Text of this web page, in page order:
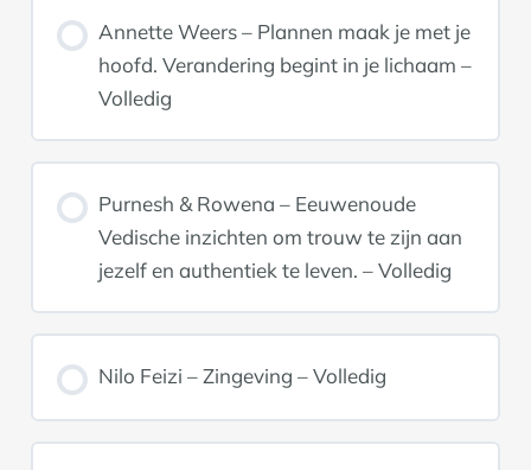
Annette Weers – Plannen maak je met je
hoofd. Verandering begint in je lichaam –
Volledig
Purnesh & Rowena – Eeuwenoude
Vedische inzichten om trouw te zijn aan
jezelf en authentiek te leven. – Volledig
Nilo Feizi – Zingeving – Volledig